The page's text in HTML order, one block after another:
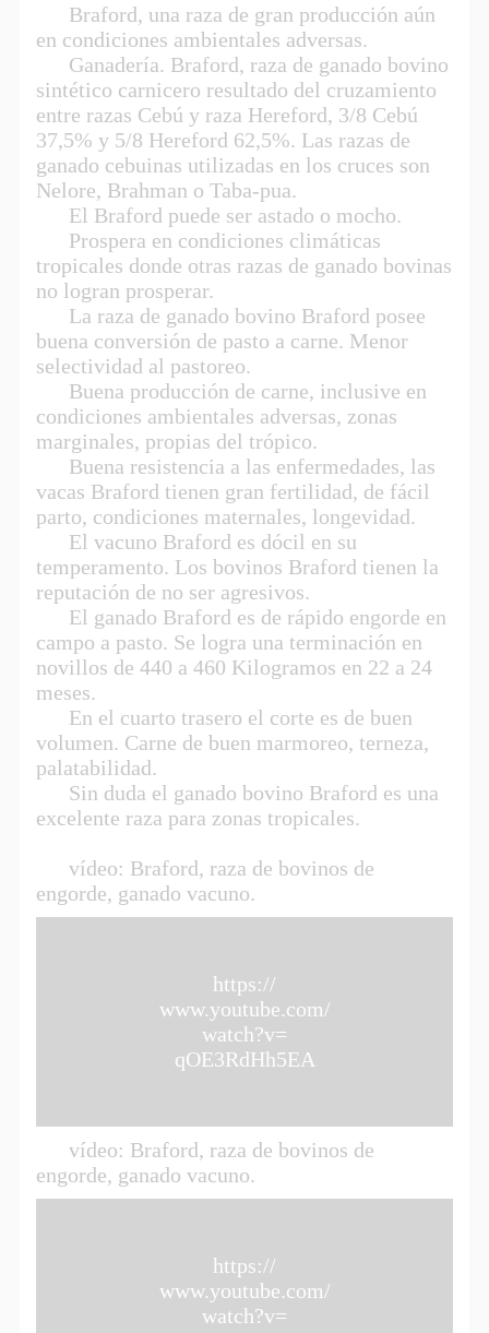
Braford, una raza de gran producción aún
en condiciones ambientales adversas.
Ganadería. Braford, raza de ganado bovino
sintético carnicero resultado del cruzamiento
entre razas Cebú y raza Hereford, 3/8 Cebú
37,5% y 5/8 Hereford 62,5%. Las razas de
ganado cebuinas utilizadas en los cruces son
Nelore, Brahman o Taba-pua.
El Braford puede ser astado o mocho.
Prospera en condiciones climáticas
tropicales donde otras razas de ganado bovinas
no logran prosperar.
La raza de ganado bovino Braford posee
buena conversión de pasto a carne. Menor
selectividad al pastoreo.
Buena producción de carne, inclusive en
condiciones ambientales adversas, zonas
marginales, propias del trópico.
Buena resistencia a las enfermedades, las
vacas Braford tienen gran fertilidad, de fácil
parto, condiciones maternales, longevidad.
El vacuno Braford es dócil en su
temperamento. Los bovinos Braford tienen la
reputación de no ser agresivos.
El ganado Braford es de rápido engorde en
campo a pasto. Se logra una terminación en
novillos de 440 a 460 Kilogramos en 22 a 24
meses.
En el cuarto trasero el corte es de buen
volumen. Carne de buen marmoreo, terneza,
palatabilidad.
Sin duda el ganado bovino Braford es una
excelente raza para zonas tropicales.
vídeo: Braford, raza de bovinos de
engorde, ganado vacuno.
https://
www.youtube.com/
watch?v=
qOE3RdHh5EA
vídeo: Braford, raza de bovinos de
engorde, ganado vacuno.
https://
www.youtube.com/
watch?v=